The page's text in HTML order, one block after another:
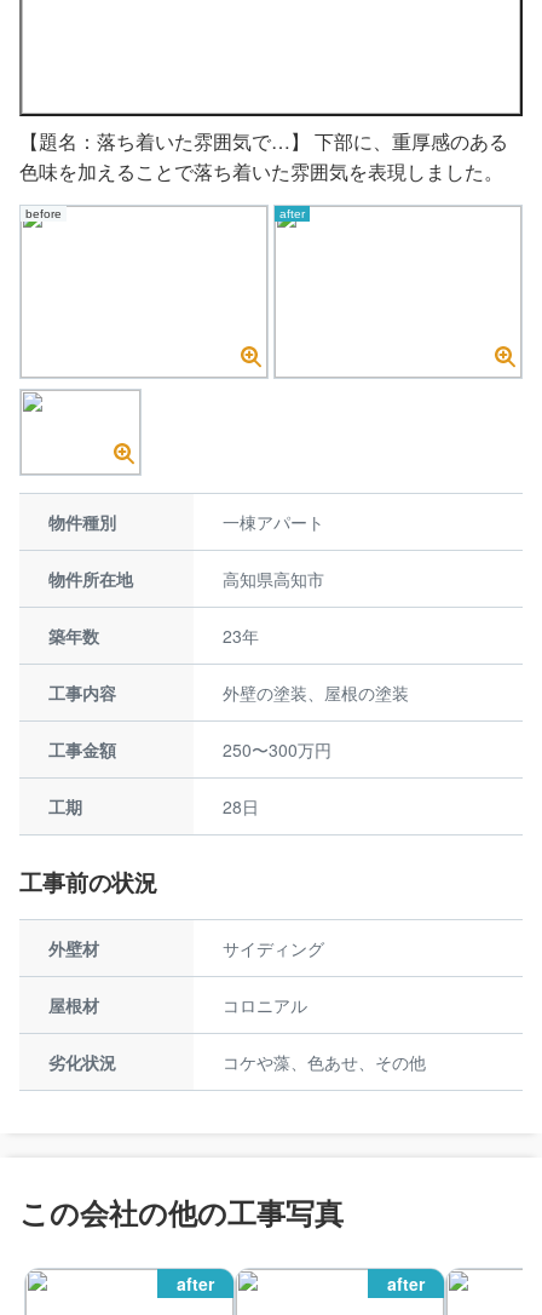
【題名：落ち着いた雰囲気で…】 下部に、重厚感のある
色味を加えることで落ち着いた雰囲気を表現しました。
before after
物件種別 一棟アパート
物件所在地 高知県高知市
築年数 23年
工事内容 外壁の塗装、屋根の塗装
工事金額 250〜300万円
工期 28日
工事前の状況
外壁材 サイディング
屋根材 コロニアル
劣化状況 コケや藻、色あせ、その他
この会社の他の工事写真
after after